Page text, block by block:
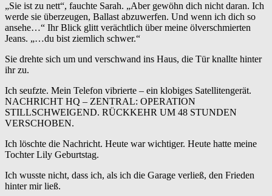
„Sie ist zu nett“, fauchte Sarah. „Aber gewöhn dich nicht daran. Ich
werde sie überzeugen, Ballast abzuwerfen. Und wenn ich dich so
ansehe…“ Ihr Blick glitt verächtlich über meine ölverschmierten
Jeans. „…du bist ziemlich schwer.“
Sie drehte sich um und verschwand ins Haus, die Tür knallte hinter
ihr zu.
Ich seufzte. Mein Telefon vibrierte – ein klobiges Satellitengerät.
NACHRICHT HQ – ZENTRAL: OPERATION
STILLSCHWEIGEND. RÜCKKEHR UM 48 STUNDEN
VERSCHOBEN.
Ich löschte die Nachricht. Heute war wichtiger. Heute hatte meine
Tochter Lily Geburtstag.
Ich wusste nicht, dass ich, als ich die Garage verließ, den Frieden
hinter mir ließ.